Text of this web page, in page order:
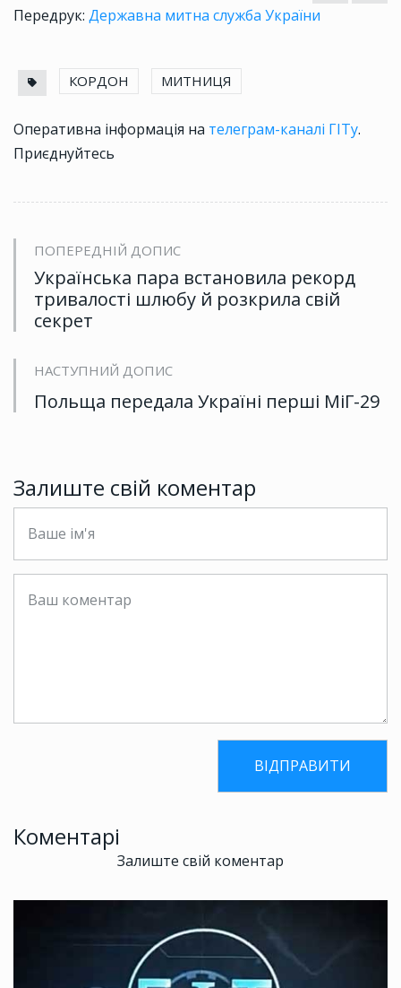
Передрук: Державна митна служба України
КОРДОН МИТНИЦЯ
Оперативна інформація на телеграм-каналі ГІТу.
Приєднуйтесь
ПОПЕРЕДНІЙ ДОПИС
Українська пара встановила рекорд
тривалості шлюбу й розкрила свій
секрет
НАСТУПНИЙ ДОПИС
Польща передала Україні перші МіГ-29
Залиште свій коментар
Коментарі
Залиште свій коментар